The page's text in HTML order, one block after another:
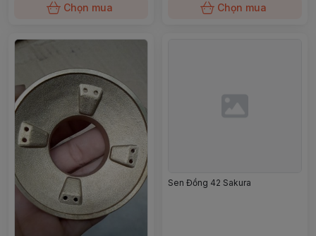
Chọn mua Chọn mua
Sen Đồng 42 Sakura